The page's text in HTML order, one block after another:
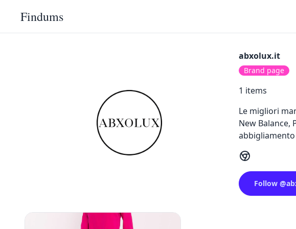
Findums
abxolux.it
Brand page
1 items
Le migliori
New Balance,
abbigliamento
Follow @